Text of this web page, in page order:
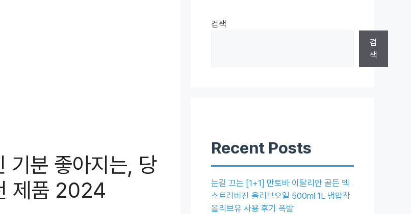
분 좋아지는, 당
제품 2024
검색
검
색
Recent Posts
눈길 끄는 [1+1] 만토바 이탈리안 골든 엑
스트라버진 올리브오일 500ml 1L 냉압착
올리브유 사용 후기 폭발